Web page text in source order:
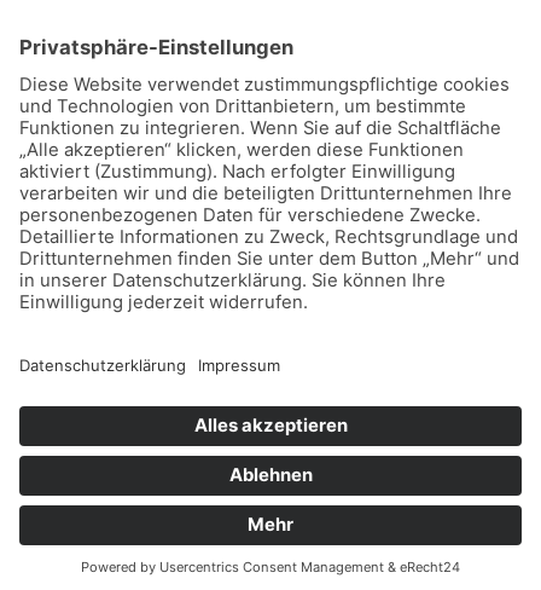
3. Treffen
4. Treffen
5. Treffen
6. Treffen
Allgemein
©2026 MoBa-Freunde
Back